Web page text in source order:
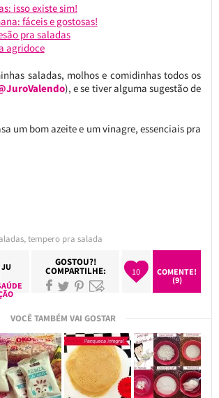
isso existe sim!
fáceis e gostosas!
pra saladas
agridoce
saladas, molhos e comidinhas todos os
), e se tiver alguma sugestão de
um bom azeite e um vinagre, essenciais pra
,tempero pra salada
JU
GOSTOU?!
COMPARTILHE: 10
COMENTE!
(9)
VOCÊ TAMBÉM VAI GOSTAR